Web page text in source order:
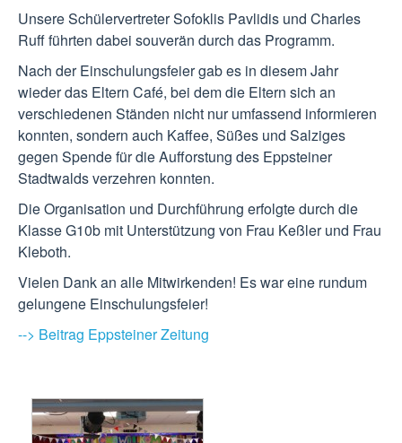
Unsere Schülervertreter Sofoklis Pavlidis und Charles
Ruff führten dabei souverän durch das Programm.
Nach der Einschulungsfeier gab es in diesem Jahr
wieder das Eltern Café, bei dem die Eltern sich an
verschiedenen Ständen nicht nur umfassend informieren
konnten, sondern auch Kaffee, Süßes und Salziges
gegen Spende für die Aufforstung des Eppsteiner
Stadtwalds verzehren konnten.
Die Organisation und Durchführung erfolgte durch die
Klasse G10b mit Unterstützung von Frau Keßler und Frau
Kleboth.
Vielen Dank an alle Mitwirkenden! Es war eine rundum
gelungene Einschulungsfeier!
--> Beitrag Eppsteiner Zeitung